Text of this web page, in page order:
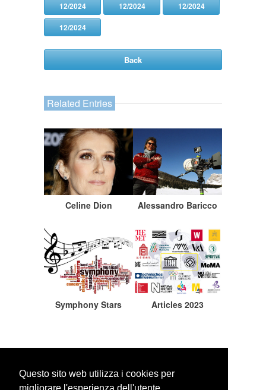
12/2024
12/2024
12/2024
12/2024
Back
Related Entries
Celine Dion Alessandro Baricco
Symphony Stars Articles 2023
Questo sito web utilizza i cookies per